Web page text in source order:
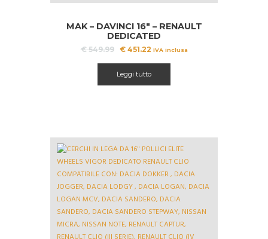
MAK – DAVINCI 16″ – RENAULT
DEDICATED
€549.99
Il
era:
€ 549.99.
€451.22Il
è:
€ 451.22.
IVA inclusa
Leggi tutto